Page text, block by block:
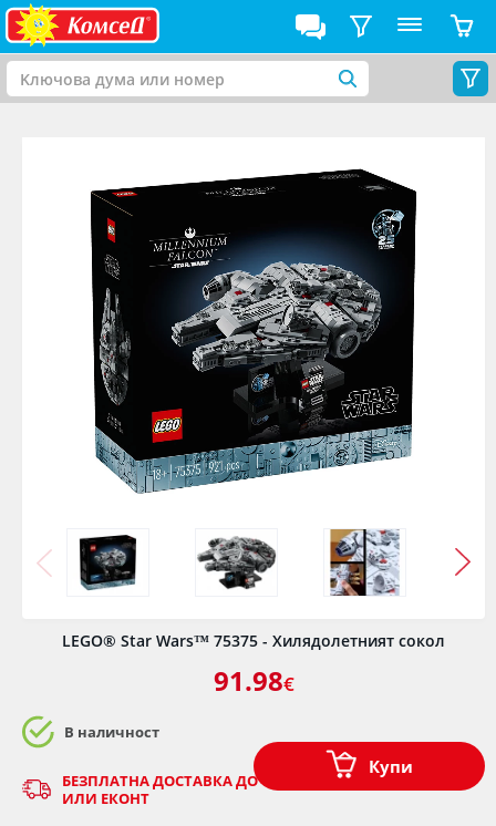
LEGO® Star Wars™ 75375 - Хилядолетният сокол
91.98€
В наличност
Купи
БЕЗПЛАТНА ДОСТАВКА ДО ОФИС НА КУРИЕР - СПИДИ
ИЛИ ЕКОНТ